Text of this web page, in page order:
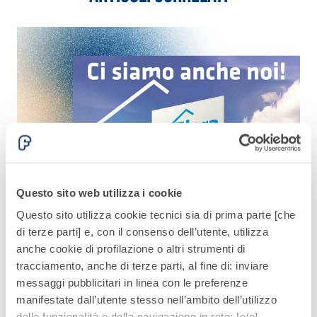
Questo sito web utilizza i cookie
Questo sito utilizza cookie tecnici sia di prima parte [che
di terze parti] e, con il consenso dell’utente, utilizza
anche cookie di profilazione o altri strumenti di
tracciamento, anche di terze parti, al fine di: inviare
messaggi pubblicitari in linea con le preferenze
manifestate dall’utente stesso nell’ambito dell’utilizzo
Fiere
Fiera TopHaus 2026
Il 16 e 17 maggio vi aspettiamo, presso lo stand T6.
Maggio 13, 2026
modificata,
tixotropica,
fibrorinforzata, per
la passivazione,
riparazione,
rasatura e
calcestruzzo
termica per
la
realizzazione
di massetti
radianti a
spessore in
ISOLAMENTO
FASSATHERM
A 96 RESPHIRA
Collante-rasante
alleggerito, fibrato,
con calce idraulica
naturale NHL 3,5 e
speciali inerti